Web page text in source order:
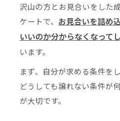
沢山の方とお見合いをした
ケートで、 お見合いを詰め
いいのか分からなくなって
います。
まず、自分が求める条件を
どうしても譲れない条件が
が大切です。